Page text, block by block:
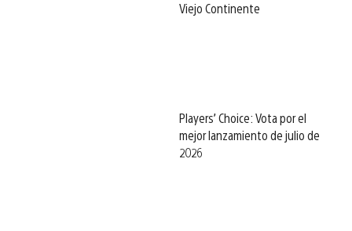
Viejo Continente
Players’ Choice: Vota por el
mejor lanzamiento de julio de
2026